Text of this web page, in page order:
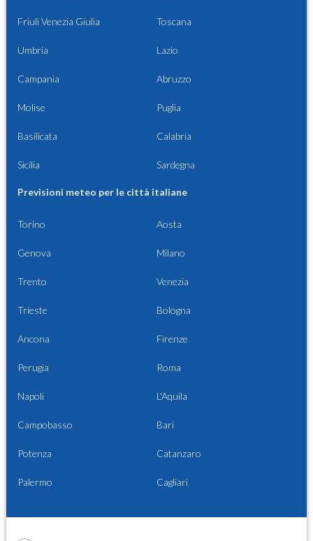
Friuli Venezia Giulia Toscana
Umbria Lazio
Campania Abruzzo
Molise Puglia
Basilicata Calabria
Sicilia Sardegna
Previsioni meteo per le città italiane
Torino Aosta
Genova Milano
Trento Venezia
Trieste Bologna
Ancona Firenze
Perugia Roma
Napoli L'Aquila
Campobasso Bari
Potenza Catanzaro
Palermo Cagliari